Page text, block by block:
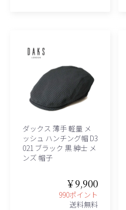
ダックス 薄手 軽量 メ
ッシュ ハンチング帽 D3
021 ブラック 黒 紳士 メ
ンズ 帽子
￥9,900
990ポイント
送料無料